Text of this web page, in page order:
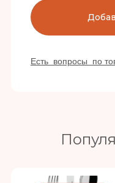
Есть вопросы по